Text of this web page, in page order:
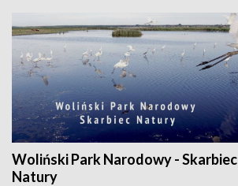
Woliński Park Narodowy - Skarbiec
Natury